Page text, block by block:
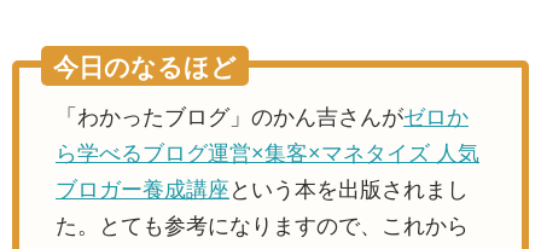
今日のなるほど
「わかったブログ」のかん吉さんがゼロか
ら学べるブログ運営×集客×マネタイズ 人気
ブロガー養成講座 という本を出版されまし
た。とても参考になりますので、これから